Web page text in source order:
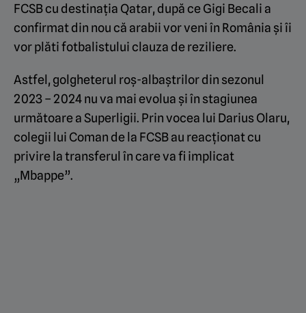
FCSB cu destinația Qatar, după ce Gigi Becali a
confirmat din nou că arabii vor veni în România și îi
vor plăti fotbalistului clauza de reziliere.
Astfel, golgheterul roș-albaștrilor din sezonul
2023 – 2024 nu va mai evolua și în stagiunea
următoare a Superligii. Prin vocea lui Darius Olaru,
colegii lui Coman de la FCSB au reacționat cu
privire la transferul în care va fi implicat
„Mbappe”.